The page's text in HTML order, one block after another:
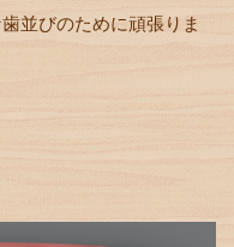
並びのために頑張りま